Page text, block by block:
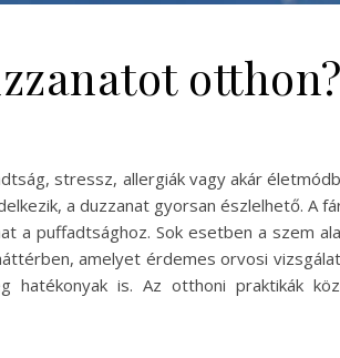
otthon?
stressz, allergiák vagy akár
a duzzanat gyorsan észlelhető. A
a puffadtsághoz. Sok esetben a szem
amelyet érdemes orvosi
hatékonyak is. Az otthoni praktikák